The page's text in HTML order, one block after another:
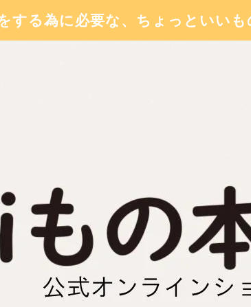
する為に必要な、ちょっといいも